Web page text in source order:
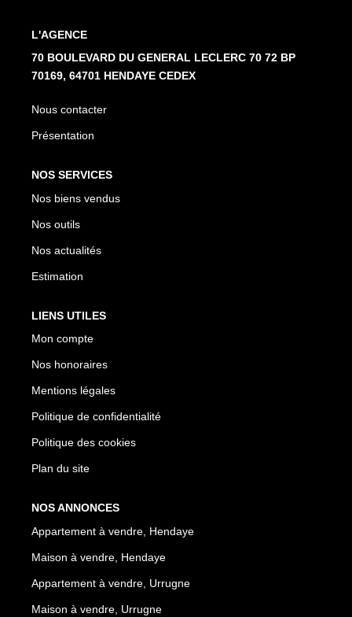
L'AGENCE
70 BOULEVARD DU GENERAL LECLERC 70 72 BP
70169, 64701 HENDAYE CEDEX
Nous contacter
Présentation
NOS SERVICES
Nos biens vendus
Nos outils
Nos actualités
Estimation
LIENS UTILES
Mon compte
Nos honoraires
Mentions légales
Politique de confidentialité
Politique des cookies
Plan du site
NOS ANNONCES
Appartement à vendre, Hendaye
Maison à vendre, Hendaye
Appartement à vendre, Urrugne
Maison à vendre, Urrugne